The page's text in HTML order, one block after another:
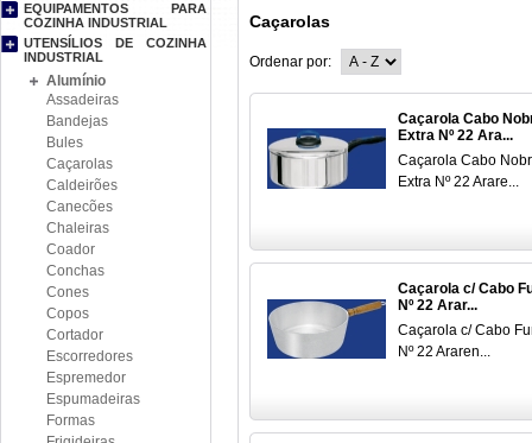
EQUIPAMENTOS PARA
COZINHA INDUSTRIAL
UTENSÍLIOS DE COZINHA
INDUSTRIAL
Alumínio
Assadeiras
Bandejas
Bules
Caçarolas
Caldeirões
Canecões
Chaleiras
Coador
Conchas
Cones
Copos
Cortador
Escorredores
Espremedor
Espumadeiras
Formas
Caçarolas
Ordenar por:
Caçarola Cabo
Extra Nº 22 Ara...
Caçarola Cabo
Extra Nº 22 Arare...
Caçarola c/ Cabo
Nº 22 Arar...
Caçarola c/ Cabo
Nº 22 Araren...